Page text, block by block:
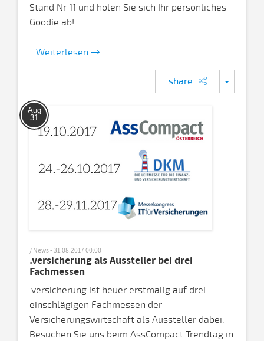
Stand Nr 11 und holen Sie sich Ihr persönliches
Goodie ab!
Weiterlesen
share
Aug
31
/ News - 31.08.2017 00:00
.versicherung als Aussteller bei drei
Fachmessen
.versicherung ist heuer erstmalig auf drei
einschlägigen Fachmessen der
Versicherungswirtschaft als Aussteller dabei.
Besuchen Sie uns beim AssCompact Trendtag in